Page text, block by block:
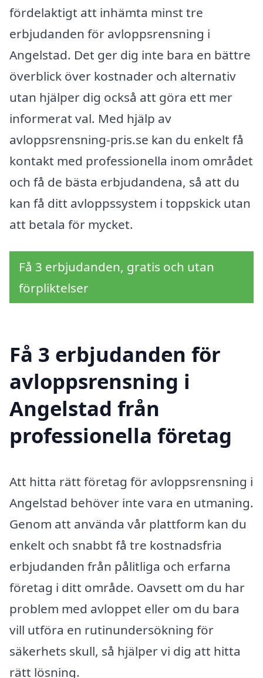
fördelaktigt att inhämta minst tre
erbjudanden för avloppsrensning i
Angelstad. Det ger dig inte bara en bättre
överblick över kostnader och alternativ
utan hjälper dig också att göra ett mer
informerat val. Med hjälp av
avloppsrensning-pris.se kan du enkelt få
kontakt med professionella inom området
och få de bästa erbjudandena, så att du
kan få ditt avloppssystem i toppskick utan
att betala för mycket.
Få 3 erbjudanden, gratis och utan
förpliktelser
Få 3 erbjudanden för
avloppsrensning i
Angelstad från
professionella företag
Att hitta rätt företag för avloppsrensning i
Angelstad behöver inte vara en utmaning.
Genom att använda vår plattform kan du
enkelt och snabbt få tre kostnadsfria
erbjudanden från pålitliga och erfarna
företag i ditt område. Oavsett om du har
problem med avloppet eller om du bara
vill utföra en rutinundersökning för
säkerhets skull, så hjälper vi dig att hitta
rätt lösning.